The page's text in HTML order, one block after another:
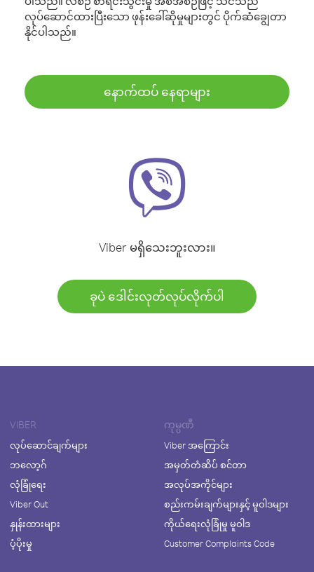
လုပ်ဆောင်ထားပြီးသော ဖုန်းခေါ်ဆိုမှုများတွင် ပိုက်ဆံချွေတာ
နိုင်ပါသည်။
နောက်ထပ် နေရာများ
Viber မရှိသေးဘူးလား။
ခုပဲ ဒေါင်းလုတ်လုပ်လိုက်ပါ
VIBER
လုပ်ဆောင်ချက်များ
ဘလော့ဂ်
လုံခြုံရေး
Viber Out
နှုန်းထားများ
ပံ့ပိုးမှု
ကုမ္ပဏီ
Viber အကြောင်း
အမှတ်တံဆိပ် စင်တာ
အလုပ်အကိုင်များ
စည်းကမ်းချက်များနှင့် မူဝါဒများ
ကိုယ်ရေးလုံခြုံမှု မူဝါဒ
Customer Complaints Code